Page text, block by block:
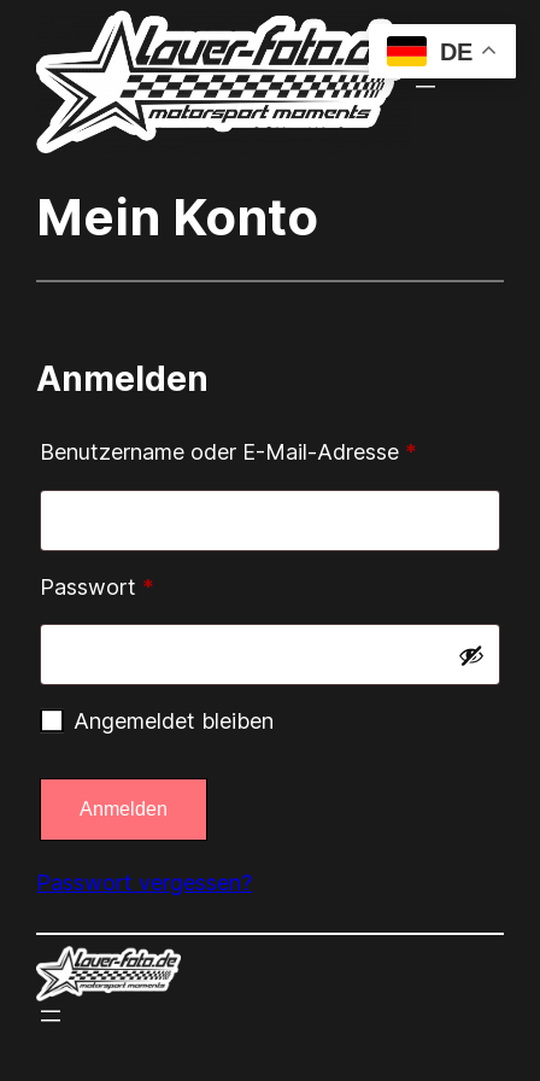
Mein Konto
Anmelden
Benutzername oder E-Mail-Adresse *
Passwort *
Angemeldet bleiben
Anmelden
Passwort vergessen?
DE